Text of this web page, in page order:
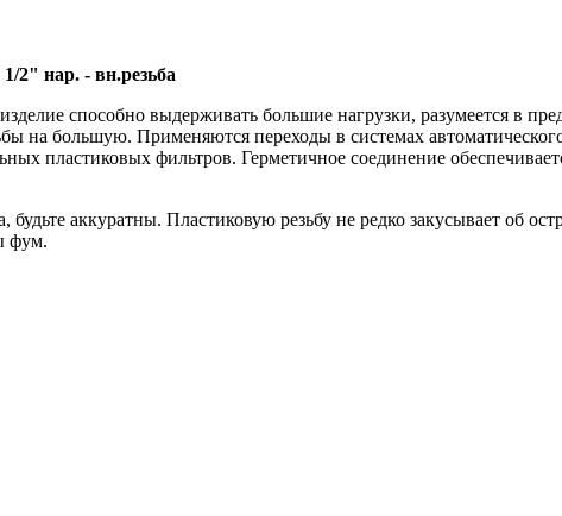
2" нар. - вн.резьба
способно выдерживать большие нагрузки, разумеется в
на большую. Применяются переходы в системах
пластиковых фильтров. Герметичное соединение
аккуратны. Пластиковую резьбу не редко закусывает об
фум.